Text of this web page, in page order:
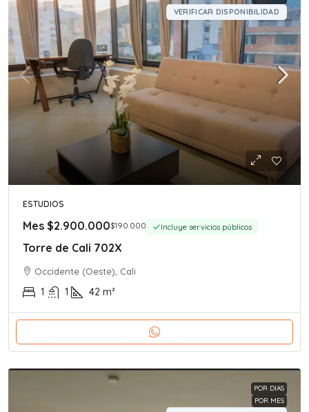
VERIFICAR DISPONIBILIDAD
ESTUDIOS
Mes $2.900.000$190.000 Incluye servicios públicos
Torre de Cali 702X
Occidente (Oeste), Cali
1 1 42 m²
POR DIAS
POR MES